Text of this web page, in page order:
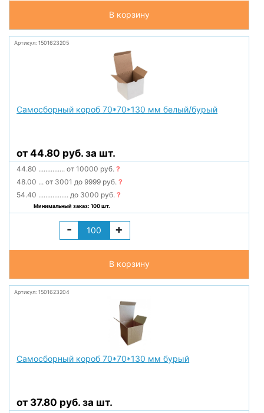
В корзину
Артикул: 1501623205
Самосборный короб 70*70*130 мм белый/бурый
от 44.80 руб. за шт.
44.80 ............... от 10000 руб.?
48.00 ... от 3001 до 9999 руб.?
54.40 ................. до 3000 руб.?
Минимальный заказ: 100 шт.
- +
В корзину
Артикул: 1501623204
Самосборный короб 70*70*130 мм бурый
от 37.80 руб. за шт.